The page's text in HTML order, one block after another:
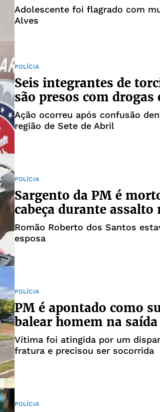
Adolescente foi flagrado com
Alves
POLÍCIA
Seis integrantes de
são presos com drogas
Ação ocorreu após confusão
região de Sete de Abril
POLÍCIA
Sargento da PM é
cabeça durante assalto
Romão Roberto dos Santos
esposa
POLÍCIA
PM é apontado como
balear homem na
Vítima foi atingida por um
fratura e precisou ser socorrida
POLÍCIA